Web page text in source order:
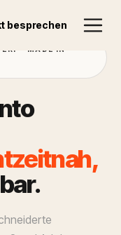
besprechen
· MADE IN
to
tzeitnah,
bar.